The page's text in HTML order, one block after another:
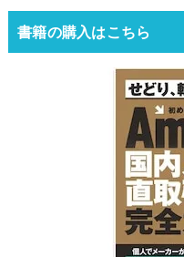
書籍の購入はこちら